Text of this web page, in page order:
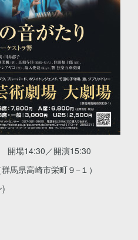
開場14:30／開演15:30
馬県高崎市栄町９−１）
)